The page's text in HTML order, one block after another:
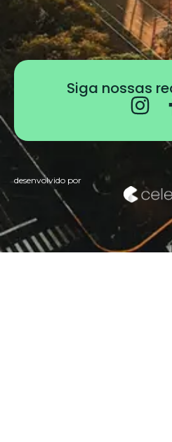
Siga nossas
desenvolvido por